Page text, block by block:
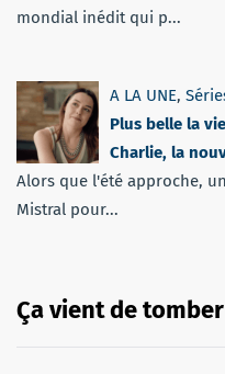
mondial inédit qui p...
A LA UNE,
Plus belle la
Charlie, la
Alors que l'été approche,
Mistral pour...
Ça vient de tomber